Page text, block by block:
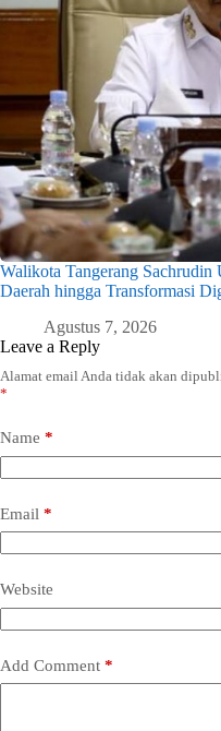
Walikota Tangerang Sachrudin
Daerah hingga Transformasi
Agustus 7, 2026
Leave a Reply
Alamat email Anda tidak akan
*
Name *
Email *
Website
Add Comment *